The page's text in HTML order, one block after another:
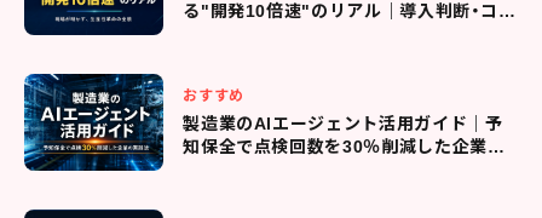
る"開発10倍速"のリアル｜導入判断・コス
おすすめ
製造業のAIエージェント活用ガイド｜予
知保全で点検回数を30％削減した企業の